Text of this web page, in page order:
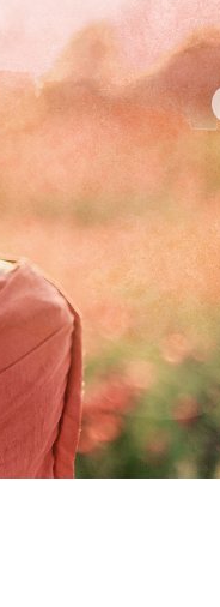
AI-trainingsgegevens